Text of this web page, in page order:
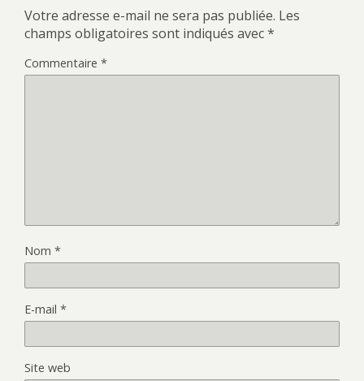
Votre adresse e-mail ne sera pas publiée. Les
champs obligatoires sont indiqués avec*
Commentaire *
Nom *
E-mail *
Site web